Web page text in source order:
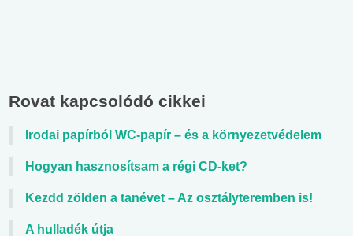
Rovat kapcsolódó cikkei
Irodai papírból WC-papír – és a környezetvédelem
Hogyan hasznosítsam a régi CD-ket?
Kezdd zölden a tanévet – Az osztályteremben is!
A hulladék útja